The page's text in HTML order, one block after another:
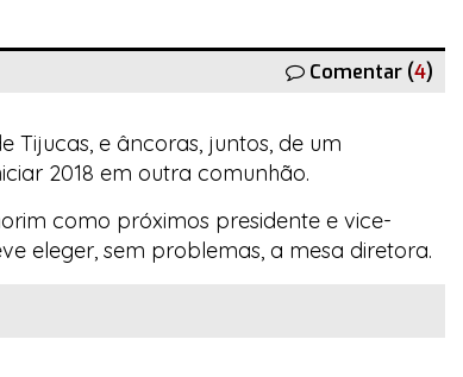
Comentar (4)
Tijucas, e âncoras, juntos, de um
2018 em outra comunhão.
como próximos presidente e vice-
eleger, sem problemas, a mesa diretora.